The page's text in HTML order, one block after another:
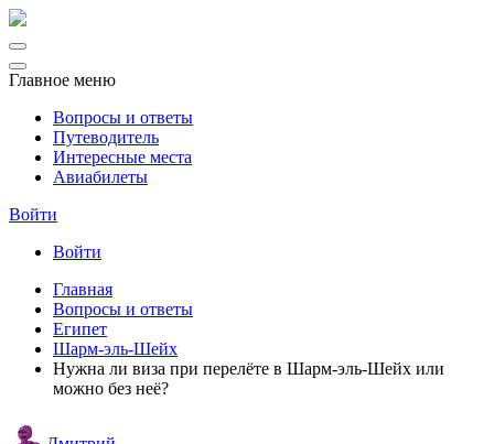
Главное меню
Вопросы и ответы
Путеводитель
Интересные места
Авиабилеты
Войти
Войти
Главная
Вопросы и ответы
Египет
Шарм-эль-Шейх
Нужна ли виза при перелёте в Шарм-эль-Шейх или
можно без неё?